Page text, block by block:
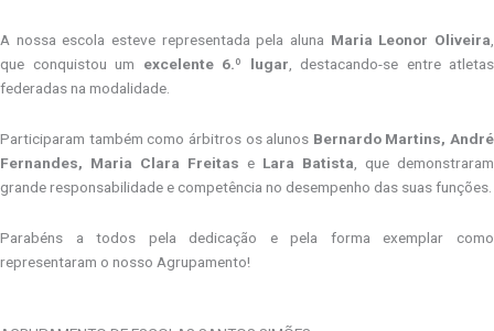
A nossa escola esteve representada pela aluna Maria Leonor Oliveira,
que conquistou um excelente 6.º lugar, destacando-se entre atletas
federadas na modalidade.
Participaram também como árbitros os alunos Bernardo Martins, André
Fernandes, Maria Clara Freitas e Lara Batista, que demonstraram
grande responsabilidade e competência no desempenho das suas funções.
Parabéns a todos pela dedicação e pela forma exemplar como
representaram o nosso Agrupamento!